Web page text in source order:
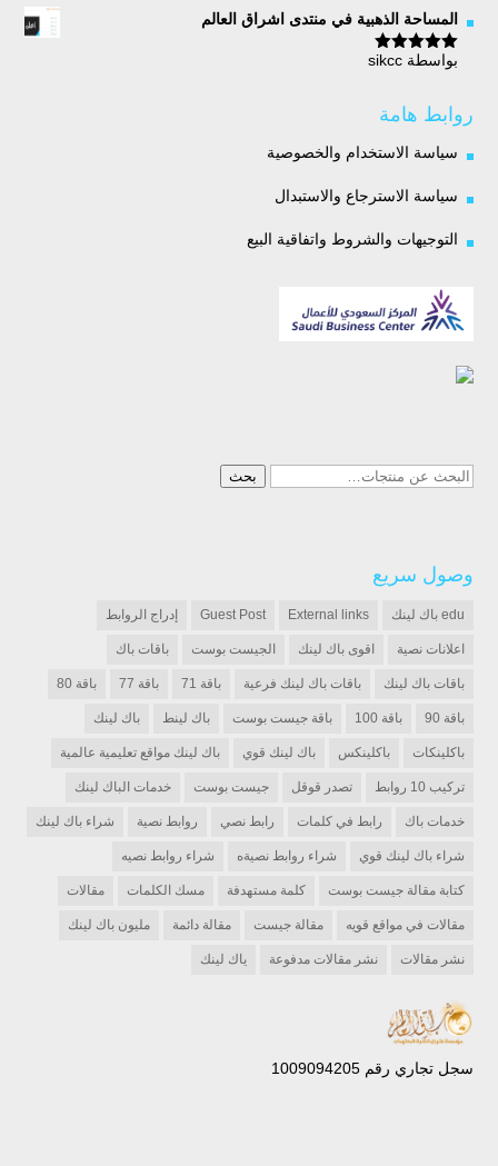
المساحة الذهبية في منتدى اشراق العالم
تم التقييم5
بواسطة sikcc
روابط هامة
سياسة الاستخدام والخصوصية
سياسة الاسترجاع والاستبدال
التوجيهات والشروط واتفاقية البيع
البحث
بحث
وصول سريع
edu باك لينك External links
Guest Post إدراج الروابط
اعلانات نصية اقوى باك لينك الجيست بوست باقات باك
باقات باك لينك باقات باك لينك فرعية باقة 71 باقة 77 باقة 80
باقة 90 باقة 100 باقة جيست بوست باك لينط باك لينك
باكلينكات باكلينكس باك لينك قوي باك لينك مواقع تعليمية عالمية
تركيب 10 روابط تصدر قوقل جيست بوست خدمات الباك لينك
خدمات باك رابط في كلمات رابط نصي روابط نصية شراء باك لينك
شراء باك لينك قوي شراء روابط نصيةه شراء روابط نصيه
كتابة مقالة جيست بوست كلمة مستهدفة مسك الكلمات مقالات
مقالات في مواقع قويه مقالة جيست مقالة دائمة مليون باك لينك
نشر مقالات نشر مقالات مدفوعة ياك لينك
سجل تجاري رقم 1009094205